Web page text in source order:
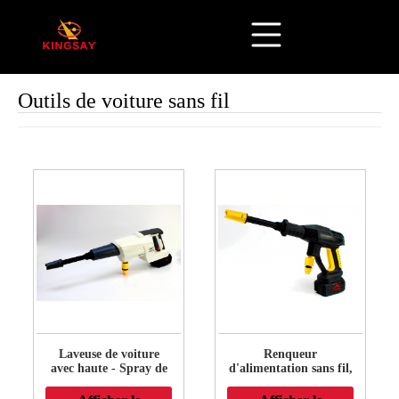
Outils de voiture sans fil
Laveuse de voiture
avec haute - Spray de
Renqueur
d'alimentation sans fil,